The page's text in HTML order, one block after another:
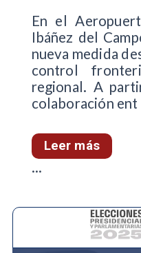
En el
Ibáñez del
nueva medida
control
regional. A
colaboración ent
Leer más
...